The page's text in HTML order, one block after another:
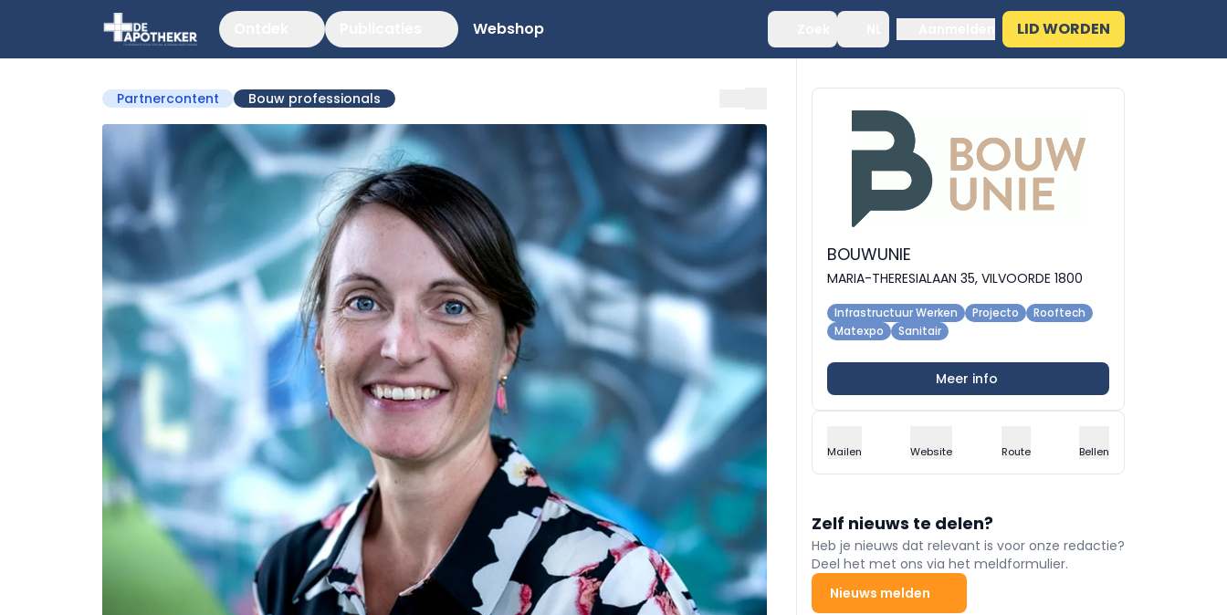
Webshop LID WORDEN
Partnercontent Bouw professionals
BOUWUNIE
MARIA-THERESIALAAN 35, VILVOORDE 1800
Infrastructuur Werken Projecto
Rooftech
Matexpo
Sanitair
Meer info
Mailen Website Route Bellen
Zelf nieuws te delen?
Heb je nieuws dat relevant is voor onze redactie?
Deel het met ons via het meldformulier.
Nieuws melden